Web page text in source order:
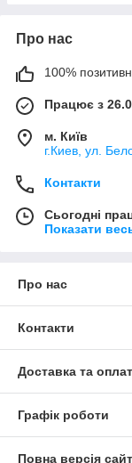
Про нас
100%
Працює з
м. Київ
г.Киев, ул.
Контакти
Сьогодні
Показати
Про нас
Контакти
Доставка та
Графік роботи
Повна версія